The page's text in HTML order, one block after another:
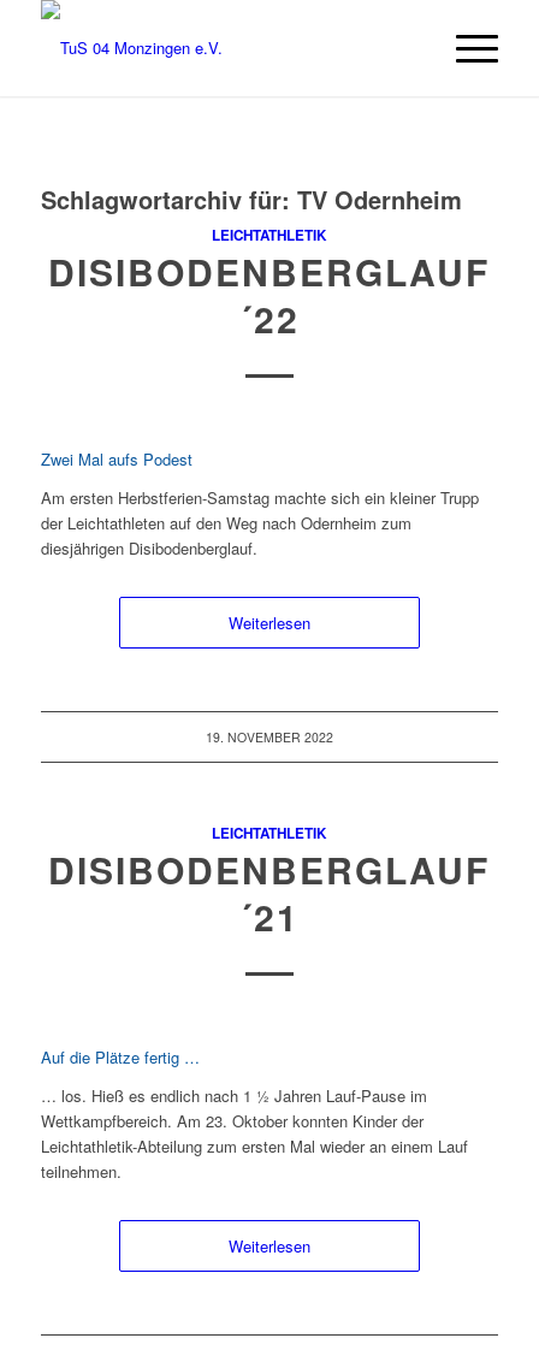
Schlagwortarchiv für: TV Odernheim
LEICHTATHLETIK
DISIBODENBERGLAUF
´22
Zwei Mal aufs Podest
Am ersten Herbstferien-Samstag machte sich ein kleiner Trupp
der Leichtathleten auf den Weg nach Odernheim zum
diesjährigen Disibodenberglauf.
Weiterlesen
19. NOVEMBER 2022
LEICHTATHLETIK
DISIBODENBERGLAUF
´21
Auf die Plätze fertig …
… los. Hieß es endlich nach 1 ½ Jahren Lauf-Pause im
Wettkampfbereich. Am 23. Oktober konnten Kinder der
Leichtathletik-Abteilung zum ersten Mal wieder an einem Lauf
teilnehmen.
Weiterlesen